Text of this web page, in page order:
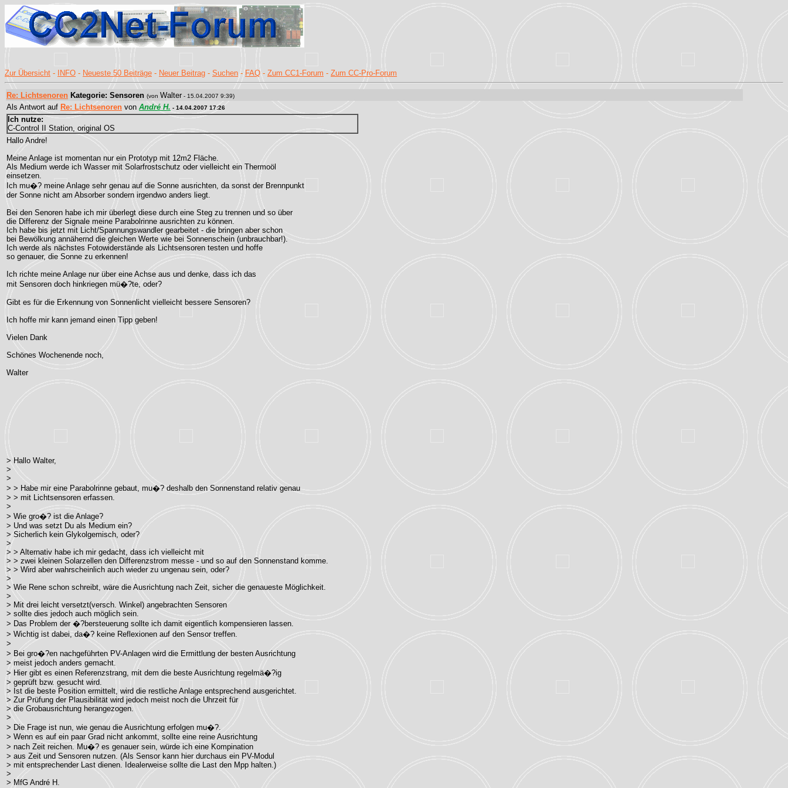
Zur Übersicht - INFO - Neueste 50 Beiträge - Neuer Beitrag - Suchen - FAQ - Zum CC1-Forum - Zum CC-Pro-Forum
Re: Lichtsenoren Kategorie: Sensoren (von Walter - 15.04.2007 9:39)
Als Antwort auf Re: Lichtsenoren von André H. - 14.04.2007 17:26
Ich nutze:
C-Control II Station, original OS
Hallo Andre!
Meine Anlage ist momentan nur ein Prototyp mit 12m2 Fläche.
Als Medium werde ich Wasser mit Solarfrostschutz oder vielleicht ein Thermoöl
einsetzen.
Ich mu�? meine Anlage sehr genau auf die Sonne ausrichten, da sonst der Brennpunkt
der Sonne nicht am Absorber sondern irgendwo anders liegt.
Bei den Senoren habe ich mir überlegt diese durch eine Steg zu trennen und so über
die Differenz der Signale meine Parabolrinne ausrichten zu können.
Ich habe bis jetzt mit Licht/Spannungswandler gearbeitet - die bringen aber schon
bei Bewölkung annähernd die gleichen Werte wie bei Sonnenschein (unbrauchbar!).
Ich werde als nächstes Fotowiderstände als Lichtsensoren testen und hoffe
so genauer, die Sonne zu erkennen!
Ich richte meine Anlage nur über eine Achse aus und denke, dass ich das
mit Sensoren doch hinkriegen mü�?te, oder?
Gibt es für die Erkennung von Sonnenlicht vielleicht bessere Sensoren?
Ich hoffe mir kann jemand einen Tipp geben!
Vielen Dank
Schönes Wochenende noch,
Walter
> Hallo Walter,
>
>
> > Habe mir eine Parabolrinne gebaut, mu�? deshalb den Sonnenstand relativ genau
> > mit Lichtsensoren erfassen.
>
> Wie gro�? ist die Anlage?
> Und was setzt Du als Medium ein?
> Sicherlich kein Glykolgemisch, oder?
>
> > Alternativ habe ich mir gedacht, dass ich vielleicht mit
> > zwei kleinen Solarzellen den Differenzstrom messe - und so auf den Sonnenstand komme.
> > Wird aber wahrscheinlich auch wieder zu ungenau sein, oder?
>
> Wie Rene schon schreibt, wäre die Ausrichtung nach Zeit, sicher die genaueste Möglichkeit.
>
> Mit drei leicht versetzt(versch. Winkel) angebrachten Sensoren
> sollte dies jedoch auch möglich sein.
> Das Problem der �?bersteuerung sollte ich damit eigentlich kompensieren lassen.
> Wichtig ist dabei, da�? keine Reflexionen auf den Sensor treffen.
>
> Bei gro�?en nachgeführten PV-Anlagen wird die Ermittlung der besten Ausrichtung
> meist jedoch anders gemacht.
> Hier gibt es einen Referenzstrang, mit dem die beste Ausrichtung regelmä�?ig
> geprüft bzw. gesucht wird.
> Ist die beste Position ermittelt, wird die restliche Anlage entsprechend ausgerichtet.
> Zur Prüfung der Plausibilität wird jedoch meist noch die Uhrzeit für
> die Grobausrichtung herangezogen.
>
> Die Frage ist nun, wie genau die Ausrichtung erfolgen mu�?.
> Wenn es auf ein paar Grad nicht ankommt, sollte eine reine Ausrichtung
> nach Zeit reichen. Mu�? es genauer sein, würde ich eine Kompination
> aus Zeit und Sensoren nutzen. (Als Sensor kann hier durchaus ein PV-Modul
> mit entsprechender Last dienen. Idealerweise sollte die Last den Mpp halten.)
>
> MfG André H.